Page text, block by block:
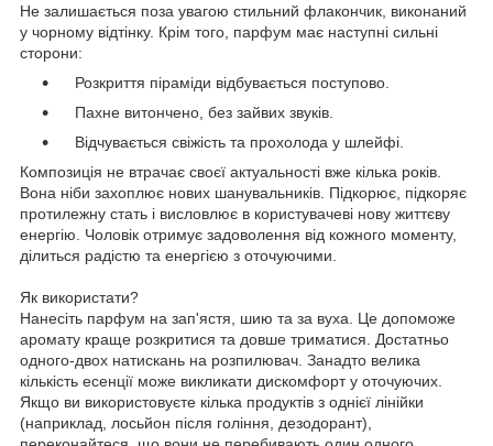
Не залишається поза увагою стильний флакончик, виконаний
у чорному відтінку. Крім того, парфум має наступні сильні
сторони:
Розкриття піраміди відбувається поступово.
Пахне витончено, без зайвих звуків.
Відчувається свіжість та прохолода у шлейфі.
Композиція не втрачає своєї актуальності вже кілька років.
Вона ніби захоплює нових шанувальників. Підкорює, підкоряє
протилежну стать і висловлює в користувачеві нову життєву
енергію. Чоловік отримує задоволення від кожного моменту,
ділиться радістю та енергією з оточуючими.
Як використати?
Нанесіть парфум на зап'ястя, шию та за вуха. Це допоможе
аромату краще розкритися та довше триматися. Достатньо
одного-двох натискань на розпилювач. Занадто велика
кількість есенції може викликати дискомфорт у оточуючих.
Якщо ви використовуєте кілька продуктів з однієї лінійки
(наприклад, лосьйон після гоління, дезодорант),